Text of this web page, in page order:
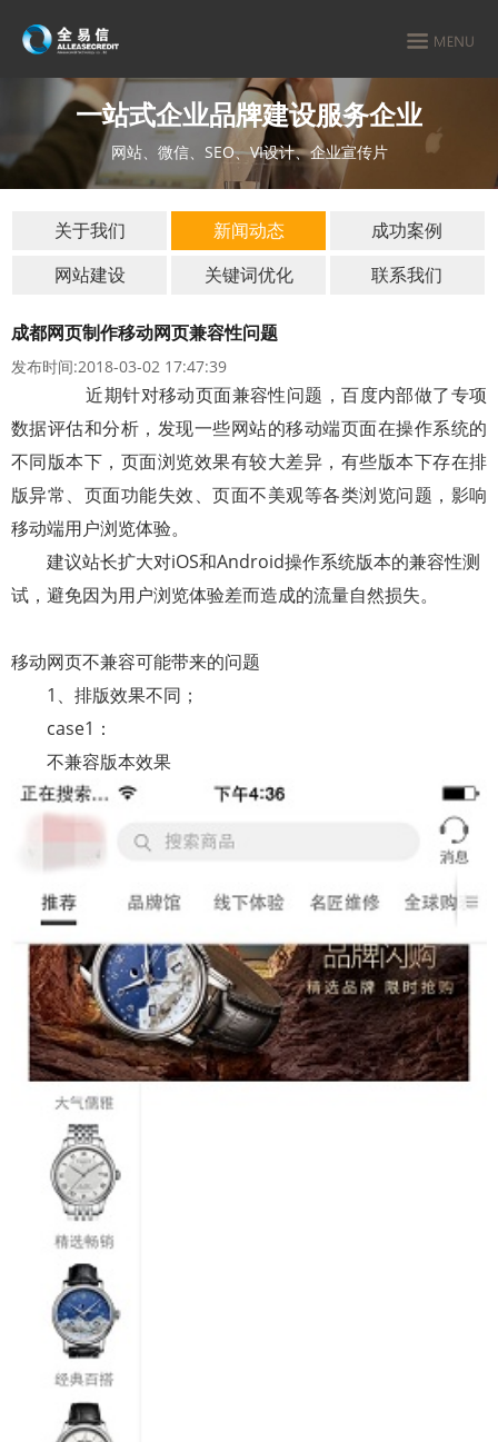
一站式企业品牌建设服务企业
网站、微信、SEO、VI设计、企业宣传片
关于我们 新闻动态
成功案例
网站建设
关键词优化 联系我们
成都网页制作移动网页兼容性问题
发布时间:2018-03-02 17:47:39
近期针对移动页面兼容性问题，百度内部做了专项
数据评估和分析，发现一些网站的移动端页面在操作系统的
不同版本下，页面浏览效果有较大差异，有些版本下存在排
版异常、页面功能失效、页面不美观等各类浏览问题，影响
移动端用户浏览体验。
建议站长扩大对iOS和Android操作系统版本的兼容性测
试，避免因为用户浏览体验差而造成的流量自然损失。
移动网页不兼容可能带来的问题
1、 排版效果不同；
case1 ：
不兼容版本效果